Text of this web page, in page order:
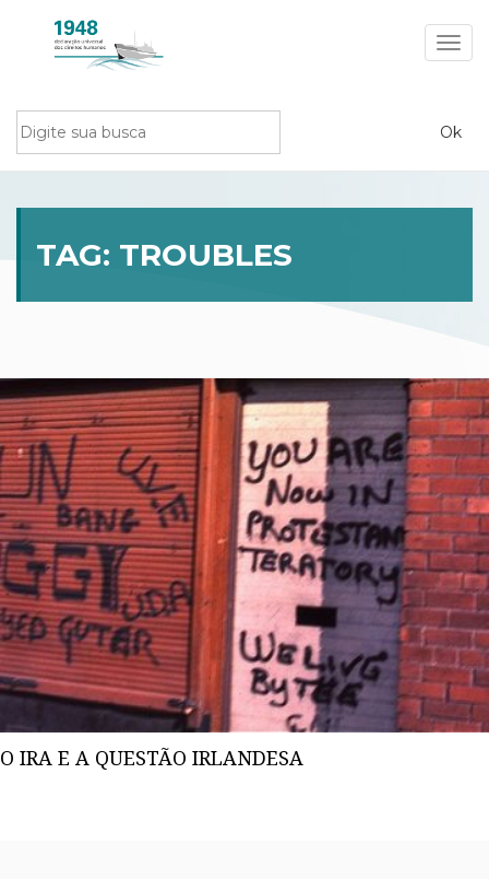
TAG: TROUBLES
O IRA E A QUESTÃO IRLANDESA